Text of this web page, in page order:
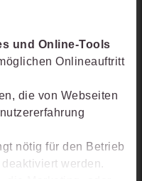
und Online-Tools
Onlineauftritt
die von Webseiten
nötig für den Betrieb
werden.
Rechts- und
und wie mit juris Ihre
werden.